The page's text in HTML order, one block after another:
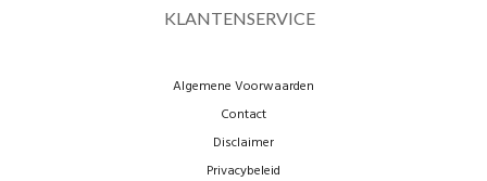
KLANTENSERVICE
Algemene Voorwaarden
Contact
Disclaimer
Privacybeleid